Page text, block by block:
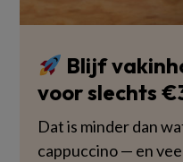
Blijf
voor slechts
Dat is minder dan
cappuccino — en